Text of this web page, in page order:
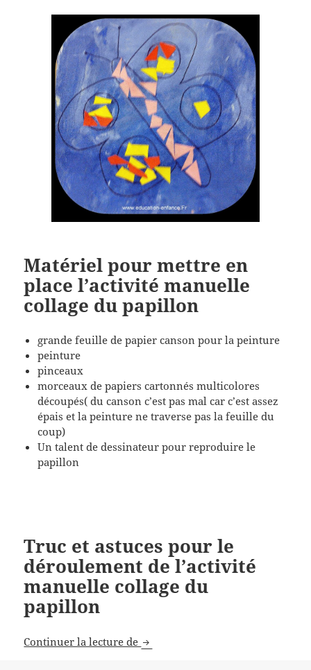
Matériel pour mettre en
place l’activité manuelle
collage du papillon
grande feuille de papier canson pour la peinture
peinture
pinceaux
morceaux de papiers cartonnés multicolores
découpés( du canson c’est pas mal car c’est assez
épais et la peinture ne traverse pas la feuille du
coup)
Un talent de dessinateur pour reproduire le
papillon
Truc et astuces pour le
déroulement de l’activité
manuelle collage du
papillon
Continuer la lecture de Activité manuelle de printemps